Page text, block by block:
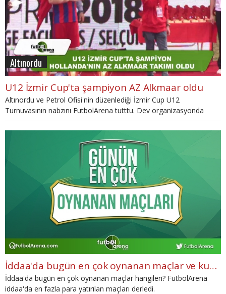
Altınordu
U12 İzmir Cup'ta şampiyon AZ Alkmaar oldu
Altınordu ve Petrol Ofisi'nin düzenlediği İzmir Cup U12
Turnuvasının nabzını FutbolArena tutttu. Dev organizasyonda
şampiyon Hollanda ekibi AZ Alkmaar oldu.
İddaa'da bugün en çok oynanan maçlar ve kuponlar (24 Kasım 2017 Cuma)
İddaa'da bugün en çok oynanan maçlar hangileri? FutbolArena
iddaa'da en fazla para yatırılan maçları derledi.